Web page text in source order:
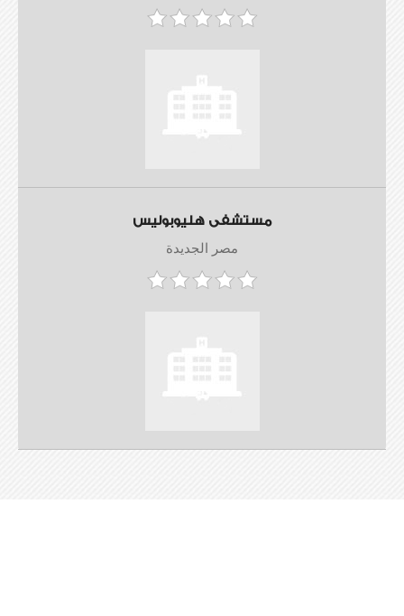
مستشفى هليوبوليس
مصر الجديدة